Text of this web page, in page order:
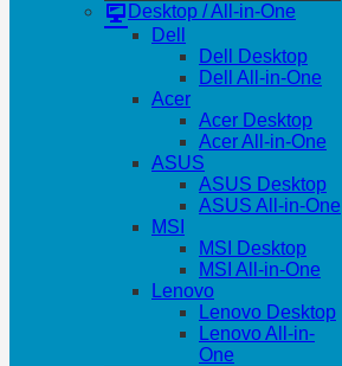
Desktop / All-in-One
Dell
Dell Desktop
Dell All-in-One
Acer
Acer Desktop
Acer All-in-One
ASUS
ASUS Desktop
ASUS All-in-One
MSI
MSI Desktop
MSI All-in-One
Lenovo
Lenovo Desktop
Lenovo All-in-
One